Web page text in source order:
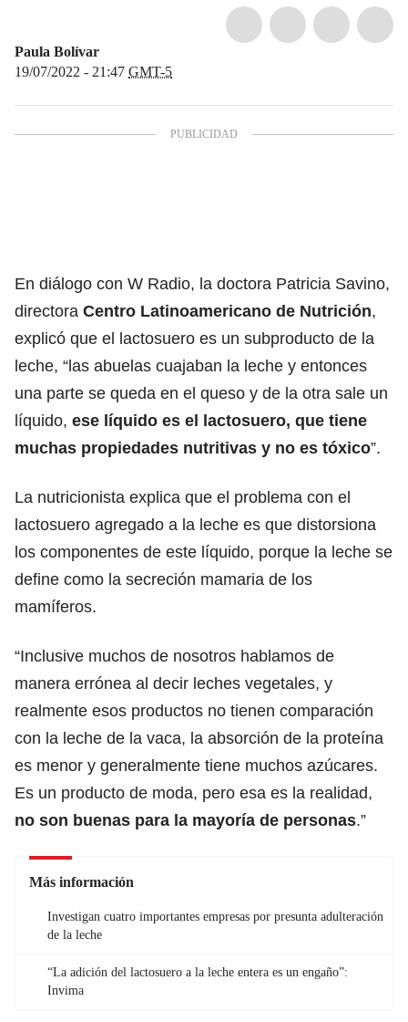
Paula Bolívar
19/07/2022 - 21:47 GMT-5
En diálogo con W Radio, la doctora Patricia Savino,
directora Centro Latinoamericano de Nutrición,
explicó que el lactosuero es un subproducto de la
leche, “las abuelas cuajaban la leche y entonces
una parte se queda en el queso y de la otra sale un
líquido, ese líquido es el lactosuero, que tiene
muchas propiedades nutritivas y no es tóxico”.
La nutricionista explica que el problema con el
lactosuero agregado a la leche es que distorsiona
los componentes de este líquido, porque la leche se
define como la secreción mamaria de los
mamíferos.
“Inclusive muchos de nosotros hablamos de
manera errónea al decir leches vegetales, y
realmente esos productos no tienen comparación
con la leche de la vaca, la absorción de la proteína
es menor y generalmente tiene muchos azúcares.
Es un producto de moda, pero esa es la realidad,
no son buenas para la mayoría de personas.”
Más información
Investigan cuatro importantes empresas por presunta adulteración
de la leche
“La adición del lactosuero a la leche entera es un engaño”:
Invima